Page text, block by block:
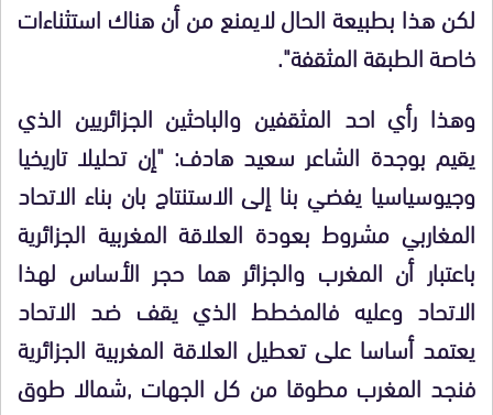
لكن هذا بطبيعة الحال لايمنع من أن هناك استثناءات
خاصة الطبقة المثقفة".
وهذا رأي احد المثقفين والباحثين الجزائريين الذي
يقيم بوجدة الشاعر سعيد هادف: "إن تحليلا تاريخيا
وجيوسياسيا يفضي بنا إلى الاستنتاج بان بناء الاتحاد
المغاربي مشروط بعودة العلاقة المغربية الجزائرية
باعتبار أن المغرب والجزائر هما حجر الأساس لهذا
الاتحاد وعليه فالمخطط الذي يقف ضد الاتحاد
يعتمد أساسا على تعطيل العلاقة المغربية الجزائرية
فنجد المغرب مطوقا من كل الجهات ,شمالا طوق